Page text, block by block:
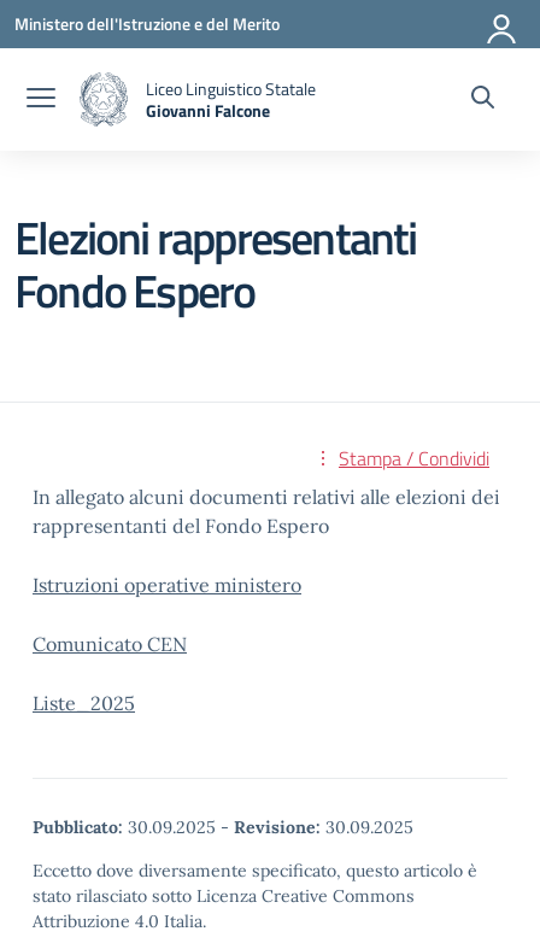
Vai ai contenuti
Vai al menu di navigazione
Vai al footer
Ministero dell'Istruzione e del Merito
Liceo Linguistico Statale
Giovanni Falcone
Elezioni rappresentanti
Fondo Espero
Stampa / Condividi
In allegato alcuni documenti relativi alle elezioni dei
rappresentanti del Fondo Espero
Istruzioni operative ministero
Comunicato CEN
Liste_2025
Pubblicato: 30.09.2025 - Revisione: 30.09.2025
Eccetto dove diversamente specificato, questo articolo è
stato rilasciato sotto Licenza Creative Commons
Attribuzione 4.0 Italia.